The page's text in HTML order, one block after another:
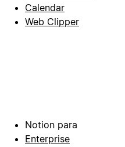
Calendar
Web Clipper
Notion para
Enterprise